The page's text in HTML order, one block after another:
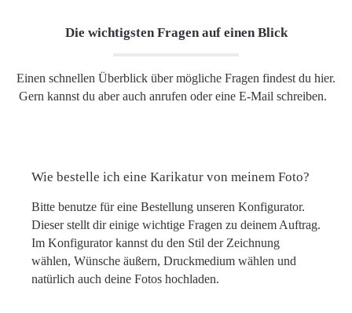
Die wichtigsten Fragen auf einen Blick
Einen schnellen Überblick über mögliche Fragen findest du hier.
Gern kannst du aber auch anrufen oder eine E-Mail schreiben.
Wie bestelle ich eine Karikatur von meinem Foto?
Bitte benutze für eine Bestellung unseren Konfigurator.
Dieser stellt dir einige wichtige Fragen zu deinem Auftrag.
Im Konfigurator kannst du den Stil der Zeichnung
wählen, Wünsche äußern, Druckmedium wählen und
natürlich auch deine Fotos hochladen.